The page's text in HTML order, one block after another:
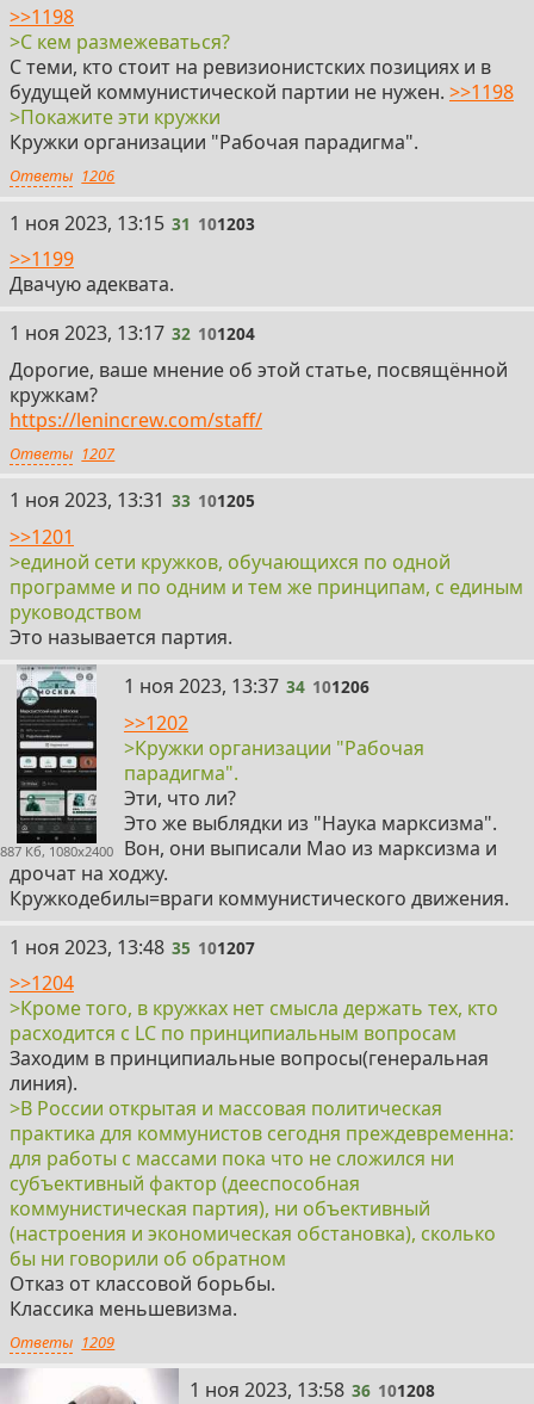
>>1198
>С кем размежеваться?
С теми, кто стоит на ревизионистских позициях и в
будущей коммунистической партии не нужен. >>1198
>Покажите эти кружки
Кружки организации "Рабочая парадигма".
Ответы 1206
31
1 ноя 2023, 13:15 31 101203
>>1199
Двачую адеквата.
32
1 ноя 2023, 13:17 32 101204
Дорогие, ваше мнение об этой статье, посвящённой
кружкам?
https://lenincrew.com/staff/
Ответы 1207
33
1 ноя 2023, 13:31 33 101205
>>1201
>единой сети кружков, обучающихся по одной
программе и по одним и тем же принципам, с единым
руководством
Это называется партия.
887 Кб, 1080x2400
34
1 ноя 2023, 13:37 34 101206
>>1202
>Кружки организации "Рабочая
парадигма".
Эти, что ли?
Это же выблядки из "Наука марксизма".
Вон, они выписали Мао из марксизма и
дрочат на ходжу.
Кружкодебилы=враги коммунистического движения.
35
1 ноя 2023, 13:48 35 101207
>>1204
>Кроме того, в кружках нет смысла держать тех, кто
расходится с LC по принципиальным вопросам
Заходим в принципиальные вопросы(генеральная
линия).
>В России открытая и массовая политическая
практика для коммунистов сегодня преждевременна:
для работы с массами пока что не сложился ни
субъективный фактор (дееспособная
коммунистическая партия), ни объективный
(настроения и экономическая обстановка), сколько
бы ни говорили об обратном
Отказ от классовой борьбы.
Классика меньшевизма.
Ответы 1209
36
1 ноя 2023, 13:58 36 101208